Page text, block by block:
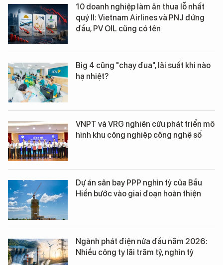
10 doanh nghiệp làm ăn thua lỗ nhất
quý II: Vietnam Airlines và PNJ đứng
đầu, PV OIL cũng có tên
Big 4 cũng "chạy đua", lãi suất khi nào
hạ nhiệt?
VNPT và VRG nghiên cứu phát triển mô
hình khu công nghiệp công nghệ số
Dự án sân bay PPP nghìn tỷ của Bầu
Hiển bước vào giai đoạn hoàn thiện
Ngành phát điện nửa đầu năm 2026:
Nhiều công ty lãi trăm tỷ, nghìn tỷ